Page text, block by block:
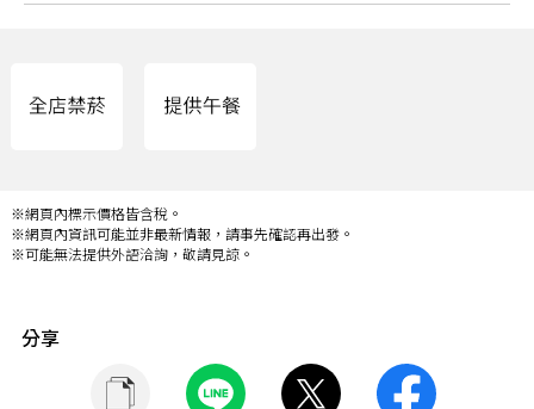
※網頁內標示價格皆含稅。
※網頁內資訊可能並非最新情報，請事先確認再出發。
※可能無法提供外語洽詢，敬請見諒。
分享